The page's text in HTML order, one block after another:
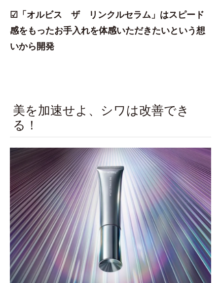
☑「オルビス ザ リンクルセラム」はスピード
感をもったお手入れを体感いただきたいという想
いから開発
美を加速せよ、シワは改善でき
る！